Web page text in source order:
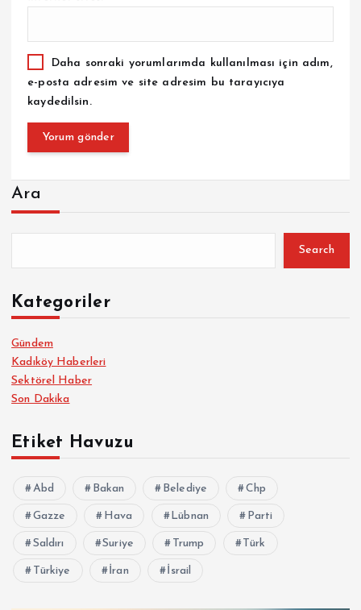
Daha sonraki yorumlarımda kullanılması için adım,
e-posta adresim ve site adresim bu tarayıcıya
kaydedilsin.
Ara
Search
Kategoriler
Gündem
Kadıköy Haberleri
Sektörel Haber
Son Dakika
Etiket Havuzu
Abd Bakan Belediye Chp
Gazze Hava Lübnan Parti
Saldırı Suriye Trump Türk
Türkiye İran İsrail